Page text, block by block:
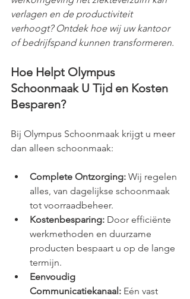
verlagen en de productiviteit
verhoogt? Ontdek hoe wij uw kantoor
of bedrijfspand kunnen transformeren.
Hoe Helpt Olympus
Schoonmaak U Tijd en Kosten
Besparen?
Bij Olympus Schoonmaak krijgt u meer
dan alleen schoonmaak:
Complete Ontzorging: Wij regelen
alles, van dagelijkse schoonmaak
tot voorraadbeheer.
Kostenbesparing: Door efficiënte
werkmethoden en duurzame
producten bespaart u op de lange
termijn.
Eenvoudig
Communicatiekanaal: Eén vast